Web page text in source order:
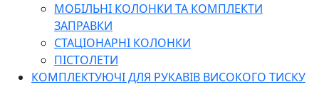
МОБІЛЬНІ КОЛОНКИ ТА КОМПЛЕКТИ
ЗАПРАВКИ
СТАЦІОНАРНІ КОЛОНКИ
ПІСТОЛЕТИ
КОМПЛЕКТУЮЧІ ДЛЯ РУКАВІВ ВИСОКОГО ТИСКУ